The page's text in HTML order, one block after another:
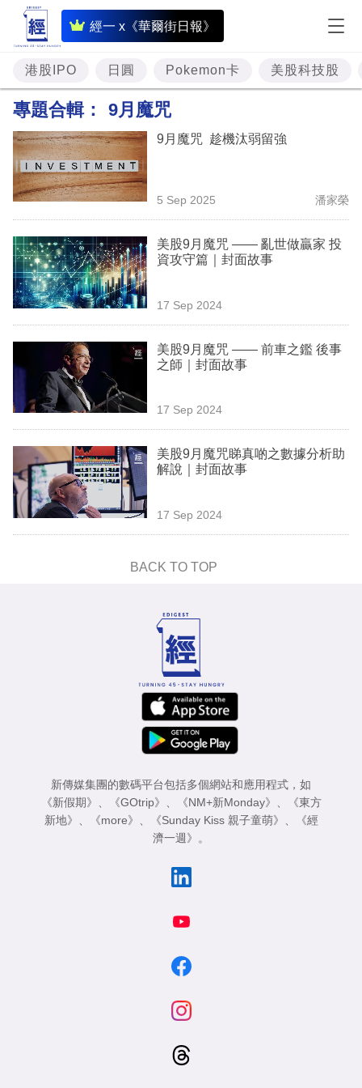
經一 x《華爾街日報》
即
時
財
經
題
投
資
樓
市
理
業
科
技
職
場
生
港股IPO 日圓 Pokemon卡 美股科技股
專題合輯： 9月魔咒
9月魔咒 趁機汰弱留強
5 Sep 2025 潘家榮
美股9月魔咒 —— 亂世做贏家 投
資攻守篇｜封面故事
17 Sep 2024
美股9月魔咒 —— 前車之鑑 後事
之師｜封面故事
17 Sep 2024
美股9月魔咒睇真啲之數據分析助
解說｜封面故事
17 Sep 2024
BACK TO TOP
新傳媒集團的數碼平台包括多個網站和應用程式，如
《新假期》 、 《GOtrip》 、 《NM+新Monday》 、
《東方
新地》 、 《more》 、 《Sunday Kiss 親子童萌》 、
《經
濟一週》 。